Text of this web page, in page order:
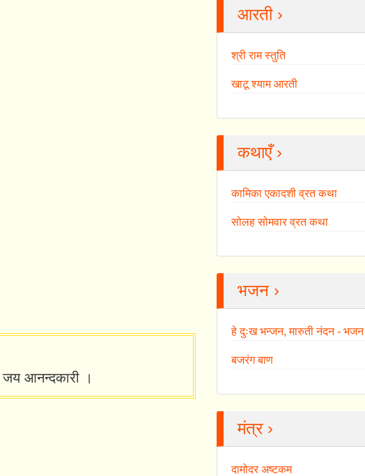
आनन्दकारी ।
आरती ›
श्री राम स्तुति
खाटू श्याम आरती
कथाएँ ›
कामिका एकादशी व्रत कथा
सोलह सोमवार व्रत कथा
भजन ›
हे दुःख भन्जन, मारुती नंदन - भजन
बजरंग बाण
मंत्र ›
दामोदर अष्टकम